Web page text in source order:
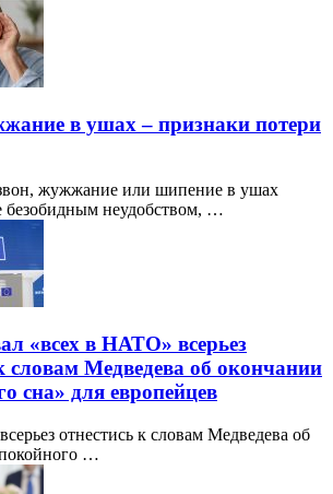
в ушах – признаки потери
жужжание или шипение в ушах
безобидным неудобством, …
«всех в НАТО» всерьез
словам Медведева об окончании
сна» для европейцев
отнестись к словам Медведева об
…